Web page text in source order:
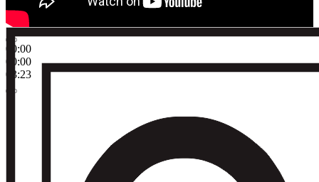
00:00
00:00
03:23